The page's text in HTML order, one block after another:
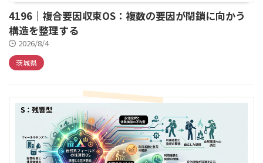
4196｜複合要因収束OS：複数の要因が閉鎖に向かう
構造を整理する
2026/8/4
茨城県